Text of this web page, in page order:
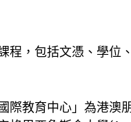
程，包括文憑、學位
教育中心」為港澳